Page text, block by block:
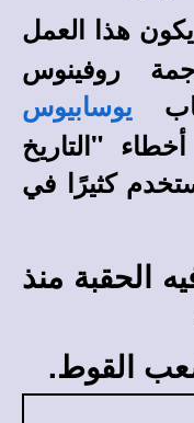
هذا العمل
روفينوس
يوسابيوس
"التاريخ
كثيرًا في